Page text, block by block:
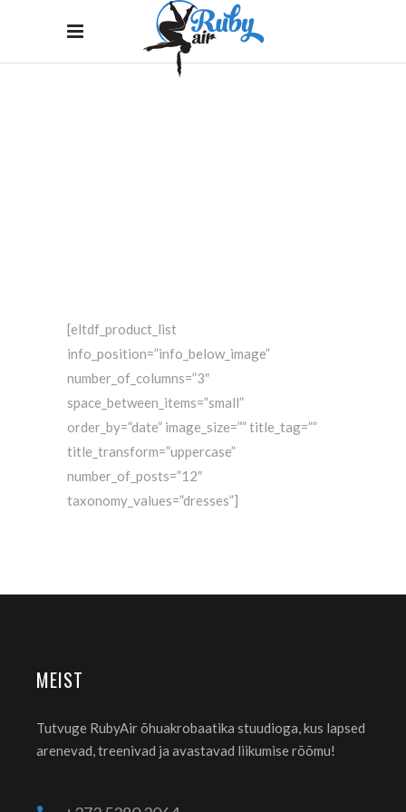
[eltdf_product_list
info_position=”info_below_image”
number_of_columns=”3″
space_between_items=”small”
order_by=”date” image_size=”” title_tag=””
title_transform=”uppercase”
number_of_posts=”12″
taxonomy_values=”dresses”]
MEIST
Tutvuge RubyAir õhuakrobaatika stuudioga, kus lapsed
arenevad, treenivad ja avastavad liikumise rõõmu!